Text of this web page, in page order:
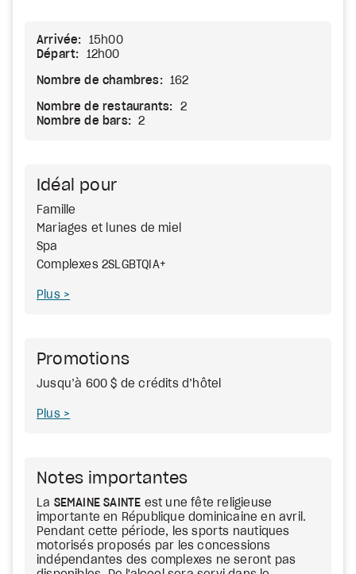
Arrivée:
15h00
Départ:
12h00
Nombre de chambres: 162
Nombre de restaurants:
2
Nombre de bars:
2
Idéal pour
Famille
Mariages et lunes de miel
Spa
Complexes 2SLGBTQIA+
Plus
Promotions
Jusqu’à 600 $ de crédits d’hôtel
Plus
Notes importantes
La SEMAINE SAINTE est une fête religieuse
importante en République dominicaine en avril.
Pendant cette période, les sports nautiques
motorisés proposés par les concessions
indépendantes des complexes ne seront pas